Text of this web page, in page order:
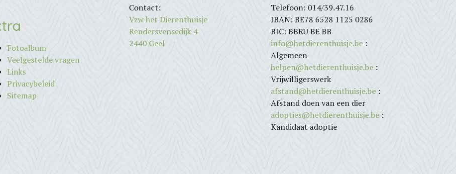
Fotoalbum
Veelgestelde vragen
Links
Privacybeleid
Sitemap
Contact:
Vzw het Dierenthuisje
Rendersvensedijk 4
2440 Geel
Telefoon: 014/39.47.16
IBAN: BE78 6528 1125 0286
BIC: BBRU BE BB
info@hetdierenthuisje.be :
Algemeen
helpen@hetdierenthuisje.be :
Vrijwilligerswerk
afstand@hetdierenthuisje.be :
Afstand doen van een dier
adopties@hetdierenthuisje.be :
Kandidaat adoptie